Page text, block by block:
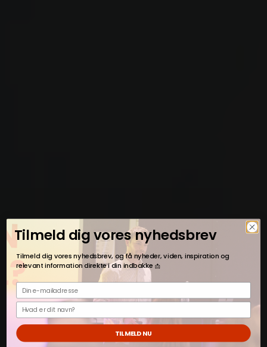
Tilmeld dig vores nyhedsbrev
Tilmeld dig vores nyhedsbrev, og få nyheder, viden, inspiration og
relevant information direkte i din indbakke 📩
Din e-mailadresse
Fornavn
TILMELD NU